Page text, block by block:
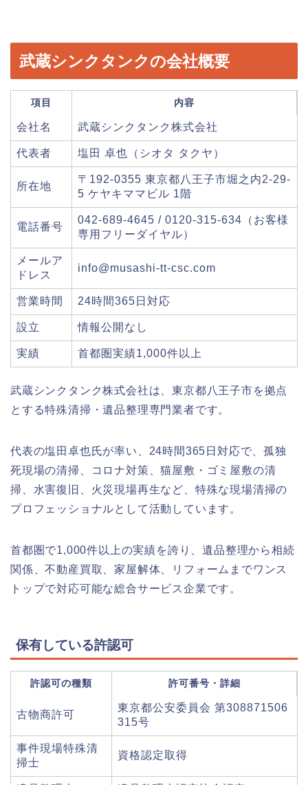
武蔵シンクタンクの会社概要
項目 内容
会社名 武蔵シンクタンク株式会社
代表者 塩田 卓也（シオタ タクヤ）
所在地
〒192-0355 東京都八王子市堀之内2-29-
5 ケヤキママビル 1階
電話番号
042-689-4645 / 0120-315-634（お客様
専用フリーダイヤル）
メールア
ドレス
info@musashi-tt-csc.com
営業時間 24時間365日対応
設立 情報公開なし
実績 首都圏実績1,000件以上
武蔵シンクタンク株式会社は、東京都八王子市を拠点
とする特殊清掃・遺品整理専門業者です。
代表の塩田卓也氏が率い、24時間365日対応で、孤独
死現場の清掃、コロナ対策、猫屋敷・ゴミ屋敷の清
掃、水害復旧、火災現場再生など、特殊な現場清掃の
プロフェッショナルとして活動しています。
首都圏で1,000件以上の実績を誇り、遺品整理から相続
関係、不動産買取、家屋解体、リフォームまでワンス
トップで対応可能な総合サービス企業です。
保有している許認可
許認可の種類 許可番号・詳細
古物商許可
東京都公安委員会 第308871506
315号
事件現場特殊清
掃士
資格認定取得